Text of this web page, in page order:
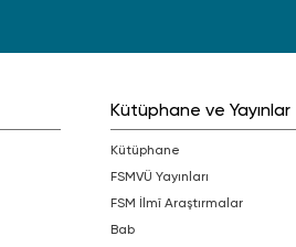
Kütüphane ve Yayınlar
Kütüphane
FSMVÜ Yayınları
FSM İlmî Araştırmalar
bab